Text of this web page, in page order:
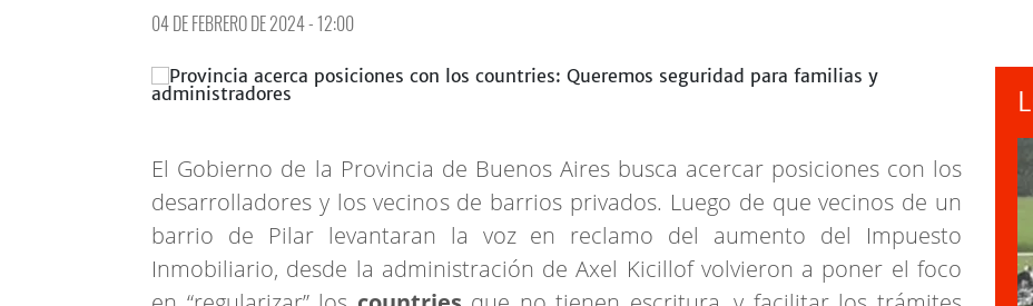
04 DE FEBRERO DE 2024 - 12:00
El Gobierno de la Provincia de Buenos Aires busca acercar posiciones con los
desarrolladores y los vecinos de barrios privados. Luego de que vecinos de un
barrio de Pilar levantaran la voz en reclamo del aumento del Impuesto
Inmobiliario, desde la administración de Axel Kicillof volvieron a poner el foco